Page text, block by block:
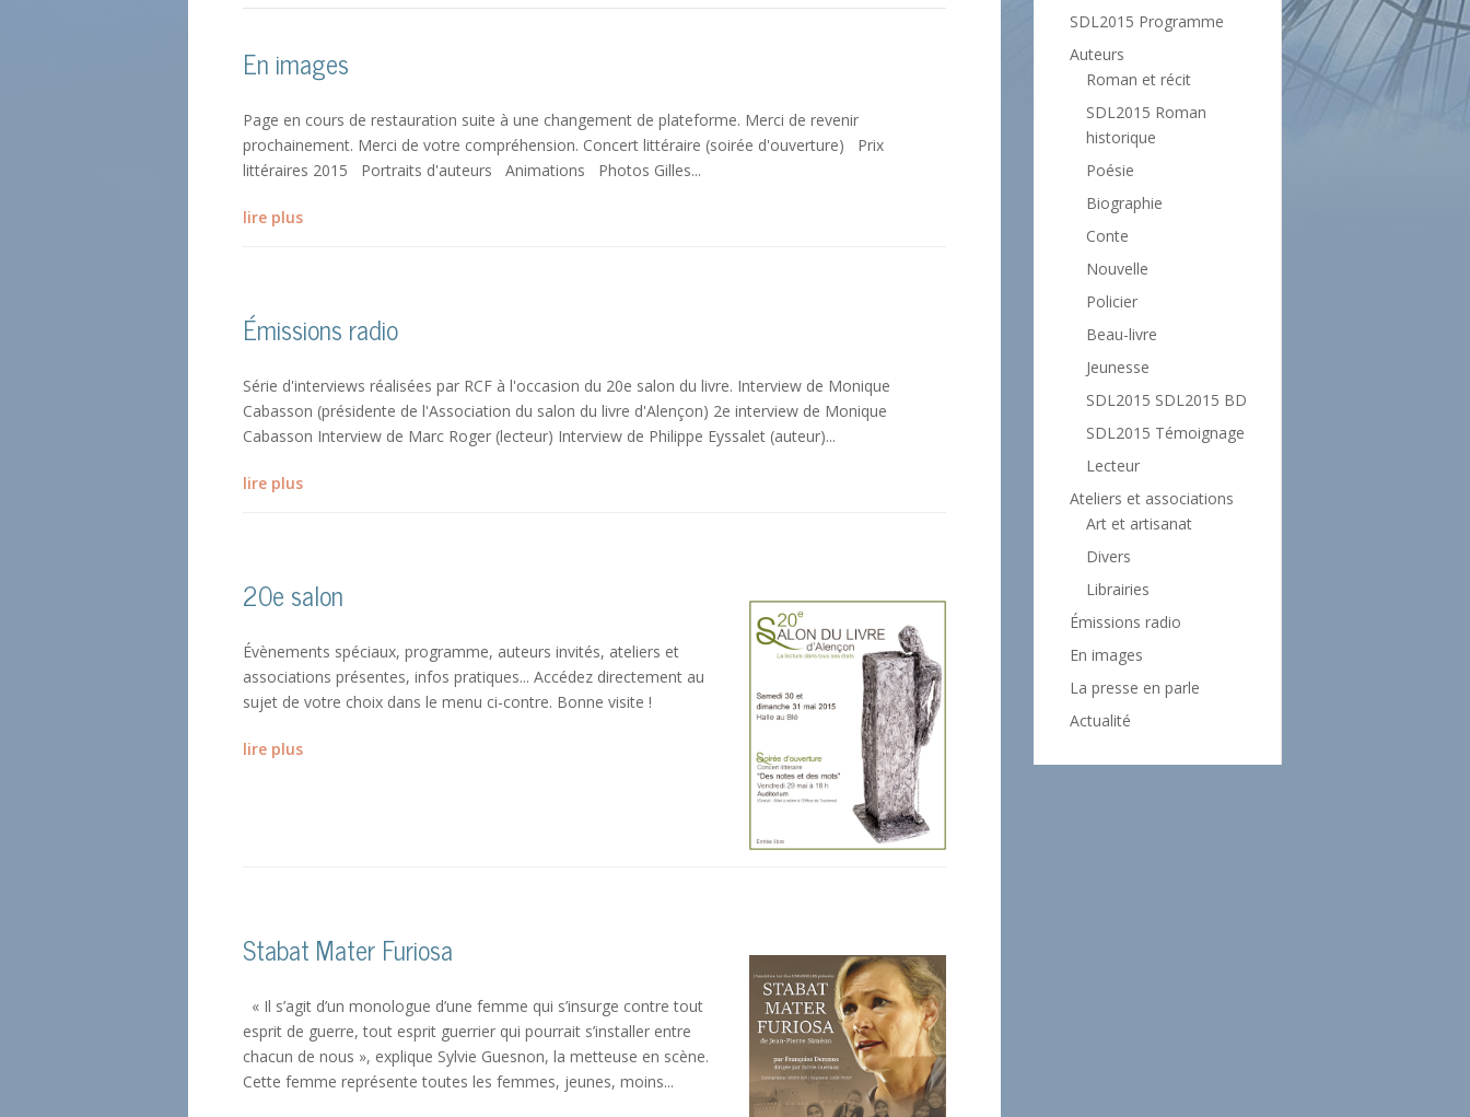
En images
Page en cours de restauration suite à une changement de plateforme. Merci de revenir
prochainement. Merci de votre compréhension. Concert littéraire (soirée d'ouverture) Prix
littéraires 2015 Portraits d'auteurs Animations Photos Gilles...
lire plus
Émissions radio
Série d'interviews réalisées par RCF à l'occasion du 20e salon du livre. Interview de Monique
Cabasson (présidente de l'Association du salon du livre d'Alençon) 2e interview de Monique
Cabasson Interview de Marc Roger (lecteur) Interview de Philippe Eyssalet (auteur)...
lire plus
20e salon
Évènements spéciaux, programme, auteurs invités, ateliers et
associations présentes, infos pratiques... Accédez directement au
sujet de votre choix dans le menu ci-contre. Bonne visite !
lire plus
Stabat Mater Furiosa
« Il s’agit d’un monologue d’une femme qui s’insurge contre tout
esprit de guerre, tout esprit guerrier qui pourrait s’installer entre
chacun de nous », explique Sylvie Guesnon, la metteuse en scène.
Cette femme représente toutes les femmes, jeunes, moins...
SDL2015 Programme
Auteurs
Roman et récit
SDL2015 Roman
historique
Poésie
Biographie
Conte
Nouvelle
Policier
Beau-livre
Jeunesse
SDL2015 SDL2015 BD
SDL2015 Témoignage
Lecteur
Ateliers et associations
Art et artisanat
Divers
Librairies
Émissions radio
En images
La presse en parle
Actualité